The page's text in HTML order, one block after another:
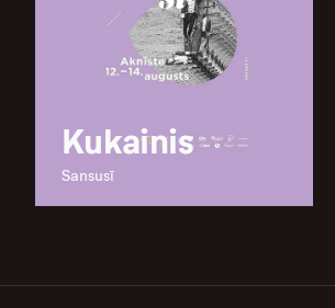
Kukainis
Sansusī